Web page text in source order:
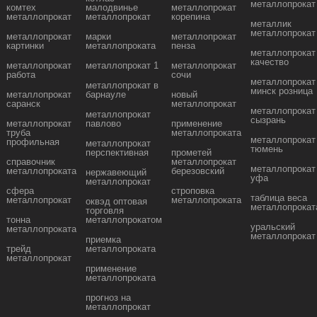
комтех
металлопрокат
металлопрокат
картинки
металлопрокат
работа
металлопрокат
саранск
металлопрокат
труба
профильная
справочник
металлопроката
сфера
металлопрокат
тонна
металлопроката
трейд
металлопрокат
малодвинье
металлопрокат
марки
металлопроката
металлопрокат 1
металлопрокат в
барнауле
металлопрокат
павлово
металлопрокат
перспективная
нержавеющий
металлопрокат
оквэд оптовая
торговля
металлопрокатом
приемка
металлопроката
применение
металлопроката
прогноз на
металлопрокат
металлопрокат
корепина
металлопрокат
пенза
металлопрокат
сочи
новый
металлопрокат
применение
металлопроката
прометей
металлопрокат
березовский
строповка
металлопроката
металлопрокат
металлик
металлопрокат
металлопрокат
качество
металлопрокат
минск розница
металлопрокат
сызрань
металлопрокат
тюмень
металлопрокат
уфа
таблица веса
уральский
металлопрокат